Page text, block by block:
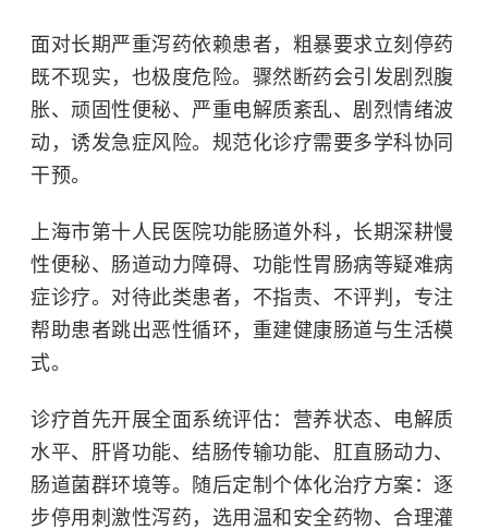
面对长期严重泻药依赖患者，粗暴要求立刻停药
既不现实，也极度危险。骤然断药会引发剧烈腹
胀、顽固性便秘、严重电解质紊乱、剧烈情绪波
动，诱发急症风险。规范化诊疗需要多学科协同
干预。
上海市第十人民医院功能肠道外科，长期深耕慢
性便秘、肠道动力障碍、功能性胃肠病等疑难病
症诊疗。对待此类患者，不指责、不评判，专注
帮助患者跳出恶性循环，重建健康肠道与生活模
式。
诊疗首先开展全面系统评估：营养状态、电解质
水平、肝肾功能、结肠传输功能、肛直肠动力、
肠道菌群环境等。随后定制个体化治疗方案：逐
步停用刺激性泻药，选用温和安全药物、合理灌